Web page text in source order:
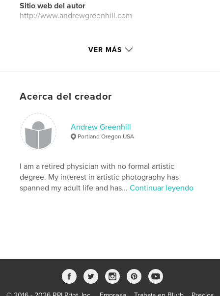
Sitio web del autor
http://www.andrewgreenhill.com
Características y detalles
Características:Vertical estándar, 20×25 cm
Fecha de publicación:jul. 05, 2026
Idioma
English
Hobby to Art , photographic journey
VER MÁS
Acerca del creador
Andrew Greenhill
Portland Oregon USA
I am a retired physician with no formal artistic
degree. My interest in artistic photography has
spanned my adult life and has...Continuar leyendo